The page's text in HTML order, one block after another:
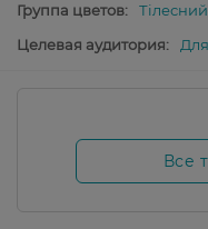
Группа цветов:
Тілесний
Целевая аудитория:
Все